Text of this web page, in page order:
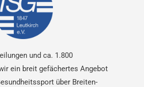
und ca. 1.800
ein breit gefächertes Angebot
über Breiten-